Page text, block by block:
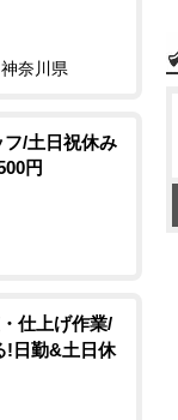
務を実現♪※
を募集して
0056 神奈川
奈川県
/土日祝休み
円
仕上げ作業/
!日勤&土日休